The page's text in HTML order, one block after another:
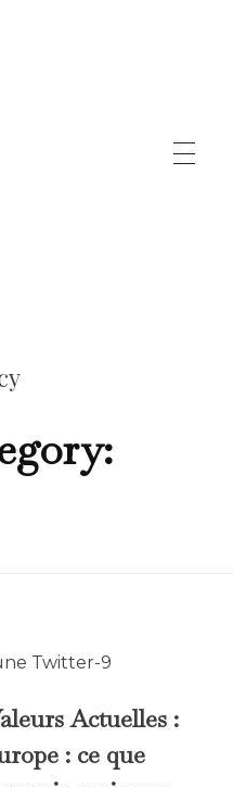
Actuelles :
: ce que